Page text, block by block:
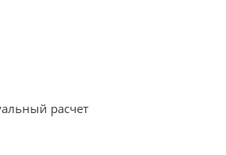
расчет